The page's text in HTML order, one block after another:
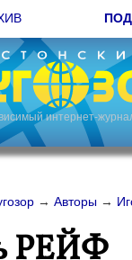
интернет-
→ Авторы →